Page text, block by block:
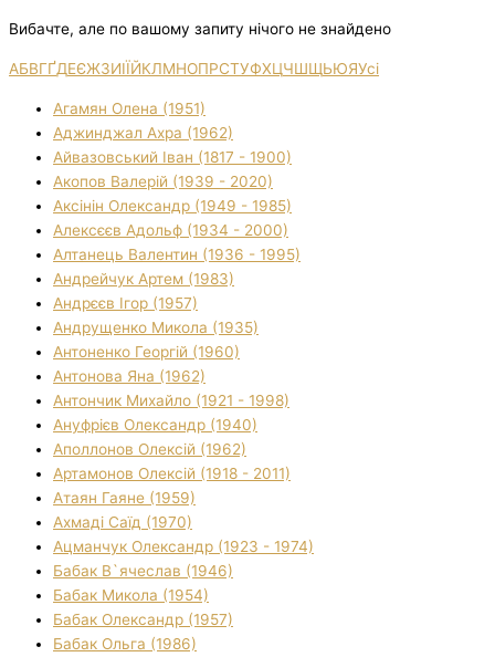
Вибачте, але по вашому запиту нічого не знайдено
АБВГҐДЕЄЖЗИІЇЙКЛМНОПРСТУФХЦЧШЩЬЮЯУсі
Агамян Олена (1951)
Аджинджал Ахра (1962)
Айвазовський Іван (1817 - 1900)
Акопов Валерій (1939 - 2020)
Аксінін Олександр (1949 - 1985)
Алексєєв Адольф (1934 - 2000)
Алтанець Валентин (1936 - 1995)
Андрейчук Артем (1983)
Андрєєв Ігор (1957)
Андрущенко Микола (1935)
Антоненко Георгій (1960)
Антонова Яна (1962)
Антончик Михайло (1921 - 1998)
Ануфрієв Олександр (1940)
Аполлонов Олексій (1962)
Артамонов Олексій (1918 - 2011)
Атаян Гаяне (1959)
Ахмаді Саїд (1970)
Ацманчук Олександр (1923 - 1974)
Бабак В`ячеслав (1946)
Бабак Микола (1954)
Бабак Олександр (1957)
Бабак Ольга (1986)